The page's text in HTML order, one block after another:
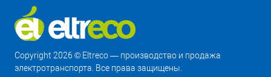
Copyright 2026 © Eltreco — производство и продажа
электротранспорта. Все права защищены.